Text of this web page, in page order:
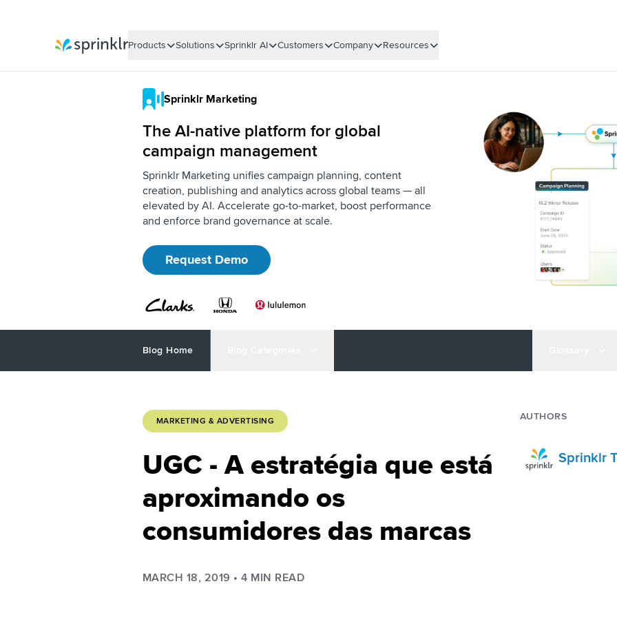
Products Solutions Sprinklr AI Customers Company Resources
Sprinklr Marketing
The AI-native platform for global
campaign management
Sprinklr Marketing unifies campaign planning, content
creation, publishing and analytics across global teams — all
elevated by AI. Accelerate go-to-market, boost performance
and enforce brand governance at scale.
Request Demo
Blog Home
MARKETING & ADVERTISING
UGC - A estratégia que está
aproximando os
consumidores das marcas
MARCH 18, 2019 •4 MIN READ
AUTHORS
Sprinklr